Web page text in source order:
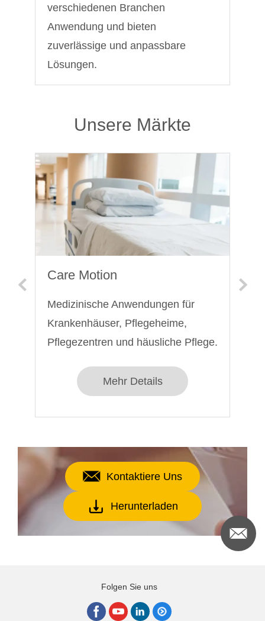
verschiedenen Branchen
Anwendung und bieten
zuverlässige und anpassbare
Lösungen.
Unsere Märkte
Care Motion
Medizinische Anwendungen für
Krankenhäuser, Pflegeheime,
Pflegezentren und häusliche Pflege.
Mehr Details
Kontaktiere Uns
Herunterladen
Folgen Sie uns